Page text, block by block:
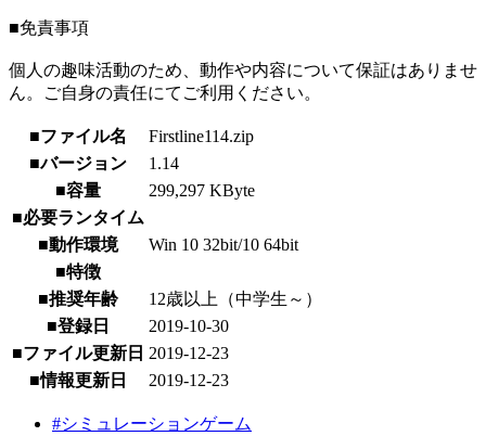
■免責事項
個人の趣味活動のため、動作や内容について保証はありませ
ん。ご自身の責任にてご利用ください。
■ファイル名
Firstline114.zip
■バージョン
1.14
■容量
299,297 KByte
■必要ランタイム
■動作環境
Win 10 32bit/10 64bit
■特徴
■推奨年齢
12歳以上（中学生～）
■登録日
2019-10-30
■ファイル更新日 2019-12-23
■情報更新日
2019-12-23
#シミュレーションゲーム